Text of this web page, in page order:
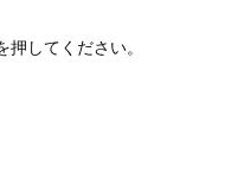
してください。